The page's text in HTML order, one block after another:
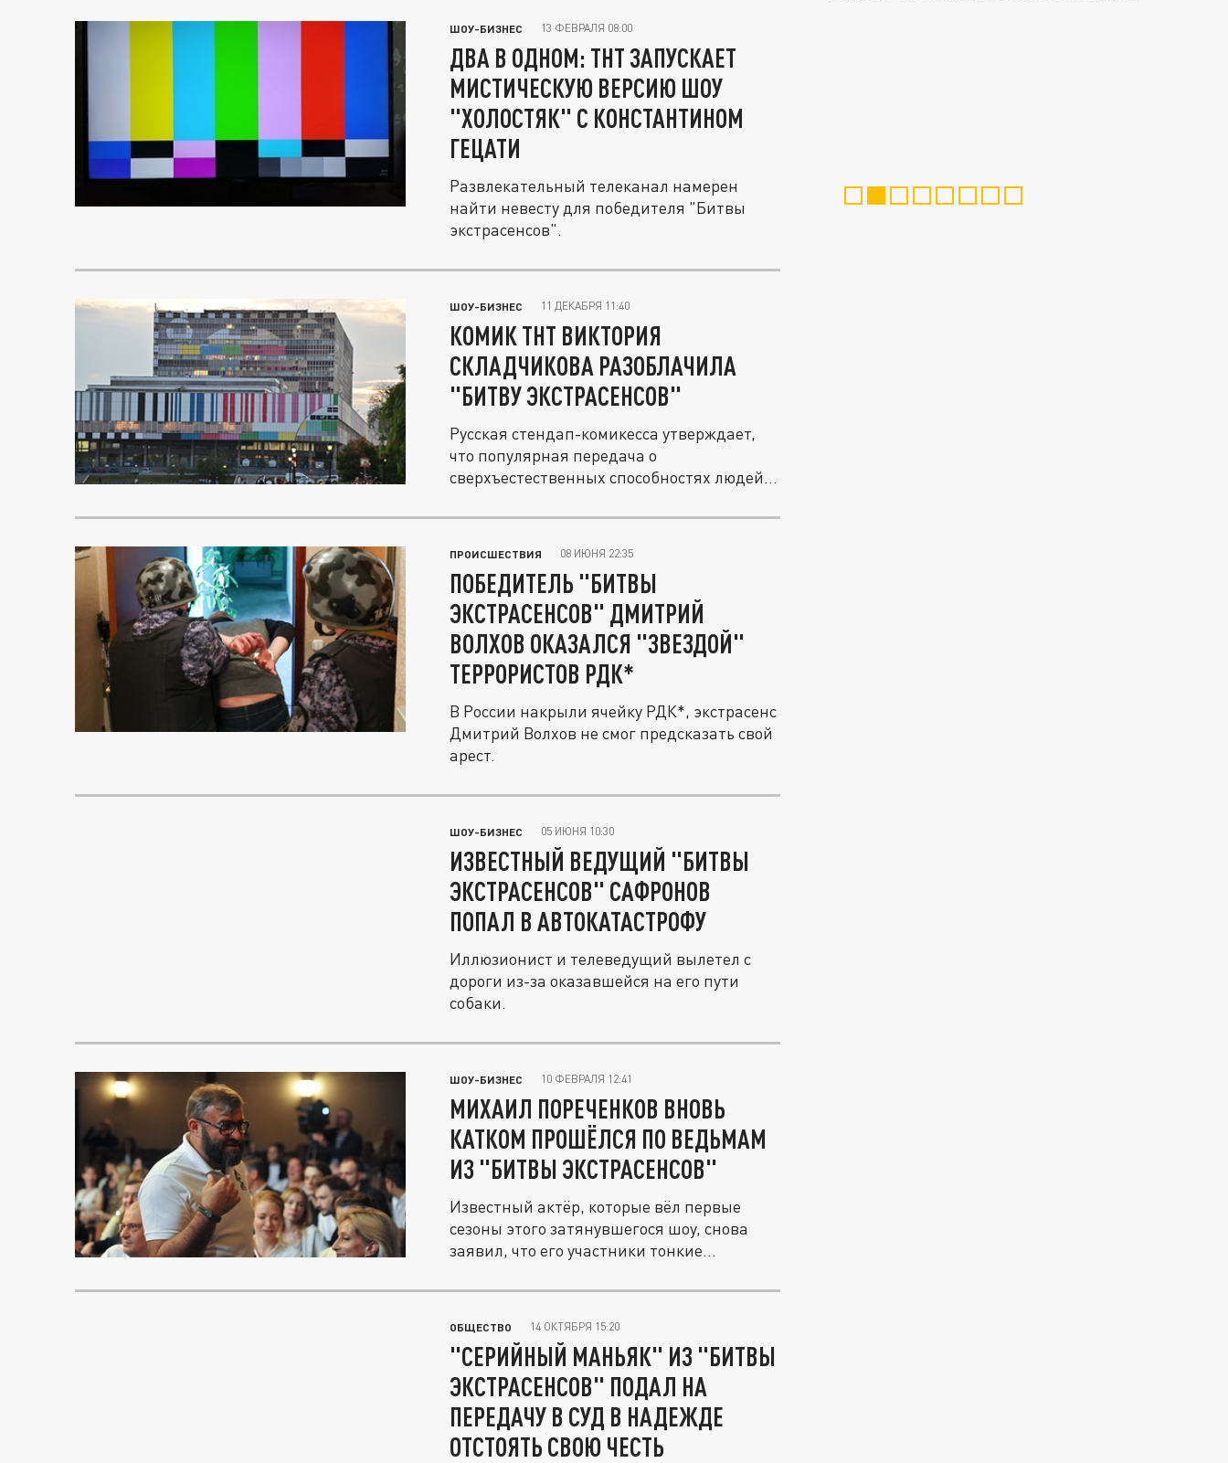
ШОУ-БИЗНЕС 13 ФЕВРАЛЯ 08:00
ДВА В ОДНОМ: ТНТ ЗАПУСКАЕТ
МИСТИЧЕСКУЮ ВЕРСИЮ ШОУ
"ХОЛОСТЯК" С КОНСТАНТИНОМ
ГЕЦАТИ
Развлекательный телеканал намерен
найти невесту для победителя "Битвы
экстрасенсов".
ШОУ-БИЗНЕС 11 ДЕКАБРЯ 11:40
КОМИК ТНТ ВИКТОРИЯ
СКЛАДЧИКОВА РАЗОБЛАЧИЛА
"БИТВУ ЭКСТРАСЕНСОВ"
Русская стендап-комикесса утверждает,
что популярная передача о
сверхъестественных способностях людей
ПРОИСШЕСТВИЯ 08 ИЮНЯ 22:35
ПОБЕДИТЕЛЬ "БИТВЫ
ЭКСТРАСЕНСОВ" ДМИТРИЙ
ВОЛХОВ ОКАЗАЛСЯ "ЗВЕЗДОЙ"
ТЕРРОРИСТОВ РДК*
В России накрыли ячейку РДК*, экстрасенс
Дмитрий Волхов не смог предсказать свой
арест.
ШОУ-БИЗНЕС 05 ИЮНЯ 10:30
ИЗВЕСТНЫЙ ВЕДУЩИЙ "БИТВЫ
ЭКСТРАСЕНСОВ" САФРОНОВ
ПОПАЛ В АВТОКАТАСТРОФУ
Иллюзионист и телеведущий вылетел с
дороги из-за оказавшейся на его пути
собаки.
ШОУ-БИЗНЕС 10 ФЕВРАЛЯ 12:41
МИХАИЛ ПОРЕЧЕНКОВ ВНОВЬ
КАТКОМ ПРОШЁЛСЯ ПО ВЕДЬМАМ
ИЗ "БИТВЫ ЭКСТРАСЕНСОВ"
Известный актёр, которые вёл первые
сезоны этого затянувшегося шоу, снова
заявил, что его участники тонкие...
ОБЩЕСТВО 14 ОКТЯБРЯ 15:20
"СЕРИЙНЫЙ МАНЬЯК" ИЗ "БИТВЫ
ЭКСТРАСЕНСОВ" ПОДАЛ НА
ПЕРЕДАЧУ В СУД В НАДЕЖДЕ
ОТСТОЯТЬ СВОЮ ЧЕСТЬ